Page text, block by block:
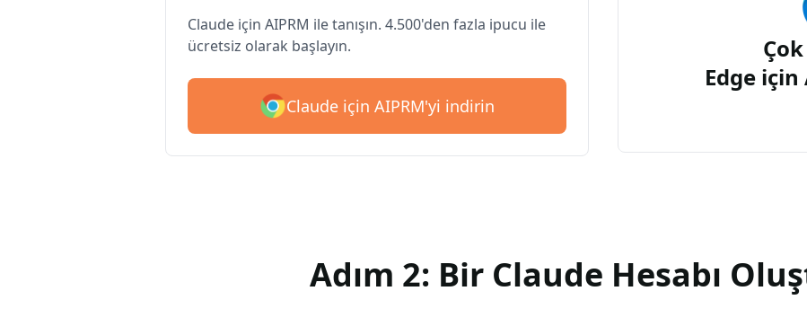
Claude için AIPRM ile tanışın. 4.500'den fazla ipucu ile
ücretsiz olarak başlayın.
Claude için AIPRM'yi indirin
Edge için
Adım 2: Bir Claude Hesabı